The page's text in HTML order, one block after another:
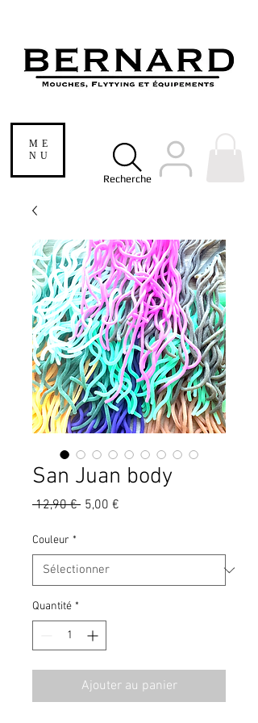
ME
NU
Recherche
San Juan body
12,90 € Prix
5,00 €
Couleur *
Quantité *
Ajouter au panier